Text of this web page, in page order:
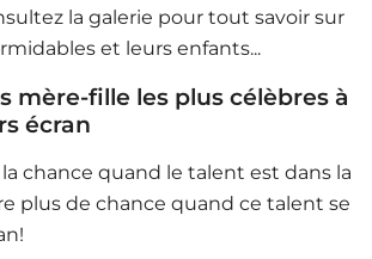
la galerie pour tout savoir sur
et leurs enfants...
mère-fille les plus célèbres à
écran
chance quand le talent est dans la
plus de chance quand ce talent se